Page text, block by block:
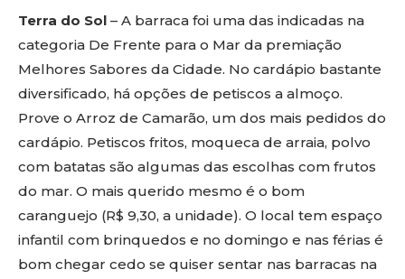
Terra do Sol – A barraca foi uma das indicadas na
categoria De Frente para o Mar da premiação
Melhores Sabores da Cidade. No cardápio bastante
diversificado, há opções de petiscos a almoço.
Prove o Arroz de Camarão, um dos mais pedidos do
cardápio. Petiscos fritos, moqueca de arraia, polvo
com batatas são algumas das escolhas com frutos
do mar. O mais querido mesmo é o bom
caranguejo (R$ 9,30, a unidade). O local tem espaço
infantil com brinquedos e no domingo e nas férias é
bom chegar cedo se quiser sentar nas barracas na